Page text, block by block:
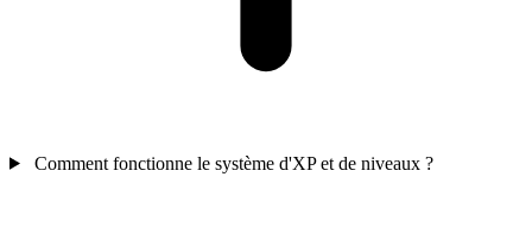
Comment fonctionne le système d'XP et de niveaux ?